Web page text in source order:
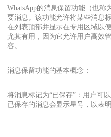
WhatsApp的消息保留功能（也称
要消息。该功能允许将某些消息
在列表顶部并显示在专用区域以
尤其有用，因为它允许用户高效
容。
消息保留功能的基本概念：
将消息标记为“已保存”：用户可
已保存的消息会显示星号，以表明